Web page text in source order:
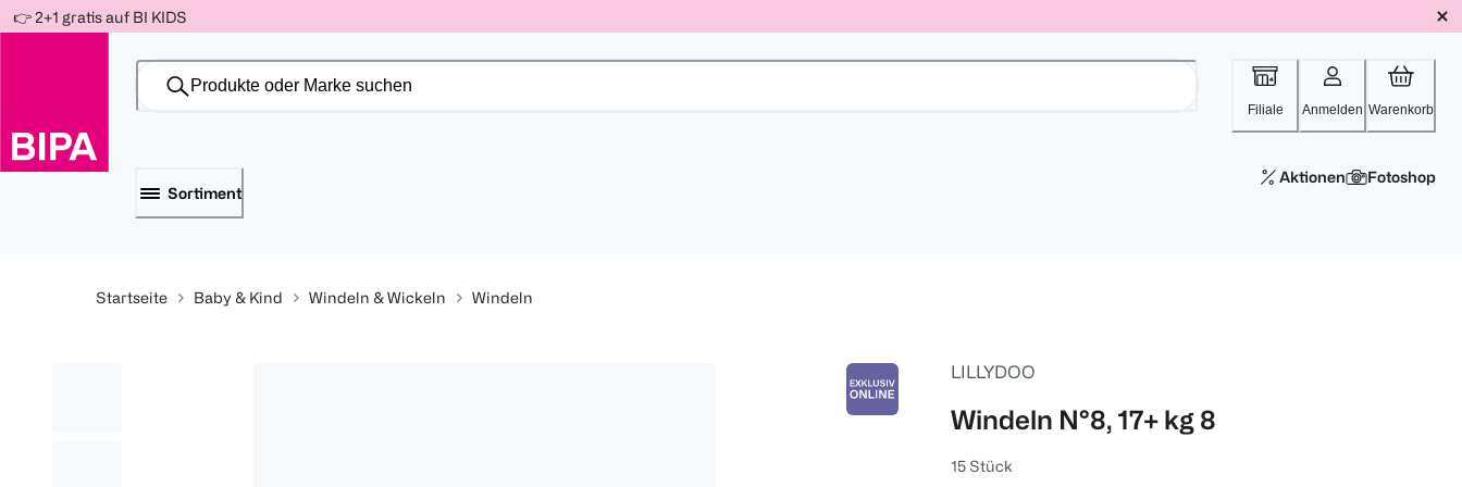
-10%
Für
150 Ös
-15%
Für
300 Ös
-20%
Für
500 Ös
Weiter
zum
👉 2+1 gratis auf BI KIDS
Filiale Anmelden Warenkorb
Sortiment
Aktionen Fotoshop
Startseite Baby & Kind Windeln & Wickeln Windeln
LILLYDOO
Windeln N°8, 17+ kg 8
15 Stück